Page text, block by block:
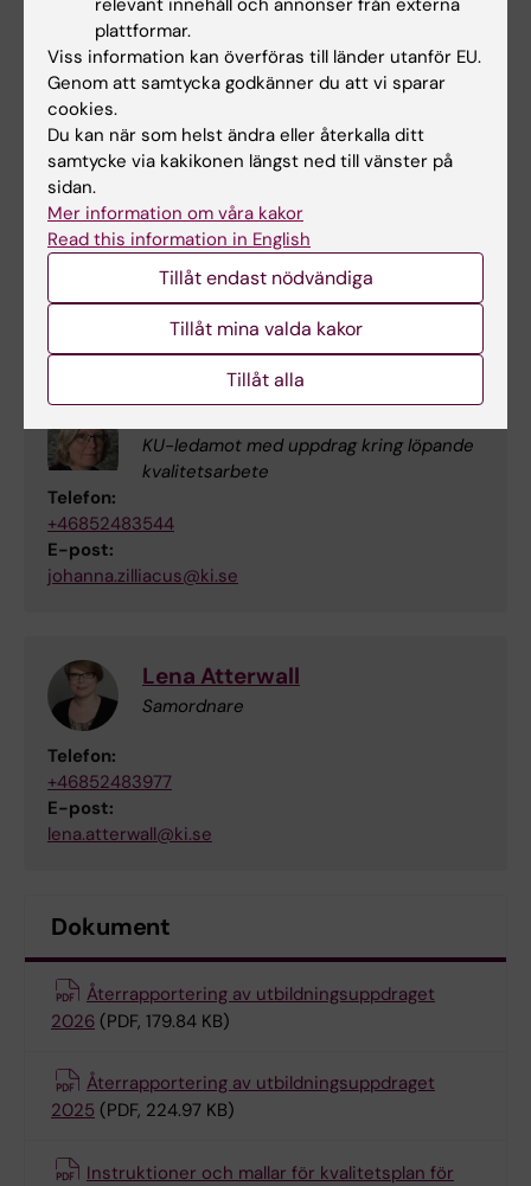
Institutions temautvärderingar
För att möta olika behov av utvärderingar kan
utbildningsnämnder och programnämnder
genomföra utvärderingar på ett specifikt tema
som komplement till de obligatoriska
utvärderingarna.
KU-ledamot med uppdrag kring löpande
kvalitetsarbete
Telefon:
+46852483544
E-post:
johanna.zilliacus@ki.se
Lena Atterwall
Samordnare
Telefon:
+46852483977
E-post:
lena.atterwall@ki.se
Dokument
Återrapportering av utbildningsuppdraget
2026 (PDF, 179.84 KB)
Återrapportering av utbildningsuppdraget
2025 (PDF, 224.97 KB)
Instruktioner och mallar för kvalitetsplan för
relevant innehåll och annonser från externa
plattformar.
Viss information kan överföras till länder utanför EU.
Genom att samtycka godkänner du att vi sparar
cookies.
Du kan när som helst ändra eller återkalla ditt
samtycke via kakikonen längst ned till vänster på
sidan.
Mer information om våra kakor
Read this information in English
Tillåt endast nödvändiga
Tillåt mina valda kakor
Tillåt alla